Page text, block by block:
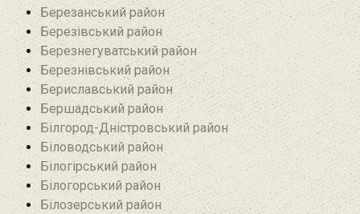
Березанський район‎
Березівський район
Березнегуватський район‎
Березнівський район‎
Бериславський район
Бершадський район
Білгород-Дністровський район
Біловодський район‎
Білогірський район
Білогорський район
Білозерський район